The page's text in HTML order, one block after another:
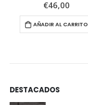
0out of 5
€46,00
AÑADIR AL CARRITO
DESTACADOS